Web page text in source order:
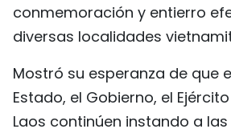
conmemoración y entierro
diversas localidades
Mostró su esperanza de que
Estado, el Gobierno, el
Laos continúen instando a